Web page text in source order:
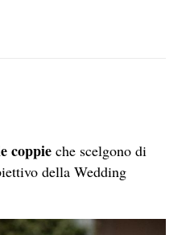
coppie che scelgono di
della Wedding